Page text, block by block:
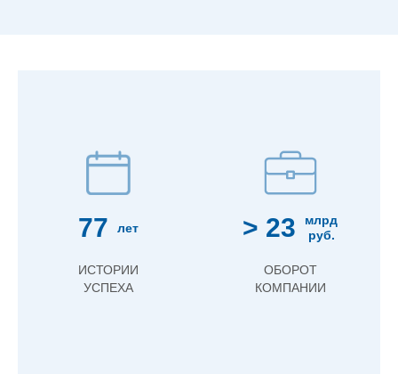
77 лет
ИСТОРИИ
УСПЕХА
> 23
млрд
руб.
ОБОРОТ
КОМПАНИИ